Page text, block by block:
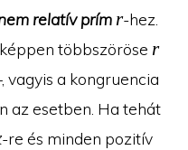
relatív prím r
r-hez.
többszöröse r
r
vagyis a kongruencia
az esetben. Ha tehát
-re és minden pozitív